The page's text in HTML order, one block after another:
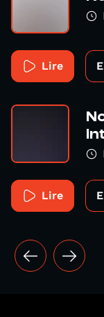
Lire
Lire